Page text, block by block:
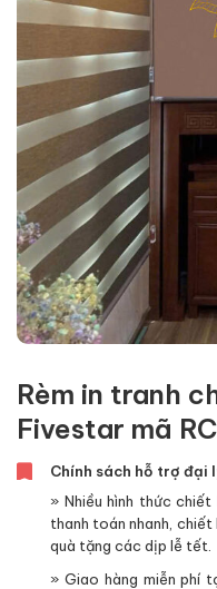
Rèm in tranh
Fivestar mã
Chính sách hỗ trợ đại
» Nhiều hình thức
thanh toán nhanh, chiết
quà tặng các dịp lễ tết.
» Giao hàng miễn phí